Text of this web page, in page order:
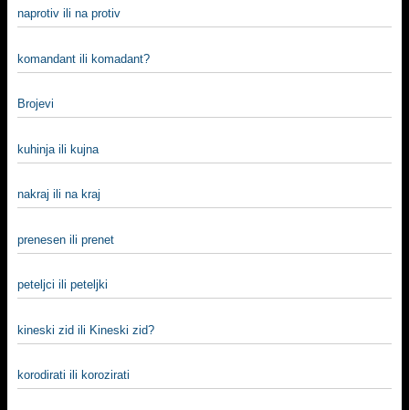
naprotiv ili na protiv
komandant ili komadant?
Brojevi
kuhinja ili kujna
nakraj ili na kraj
prenesen ili prenet
peteljci ili peteljki
kineski zid ili Kineski zid?
korodirati ili korozirati